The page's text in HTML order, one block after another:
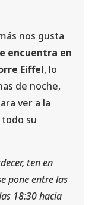
nos gusta
encuentra en
Eiffel, lo
de noche,
ver a la
su
ten en
pone entre las
18:30 hacia